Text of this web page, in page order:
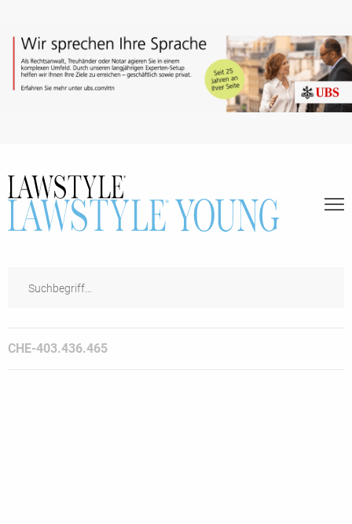
CHE-403.436.465